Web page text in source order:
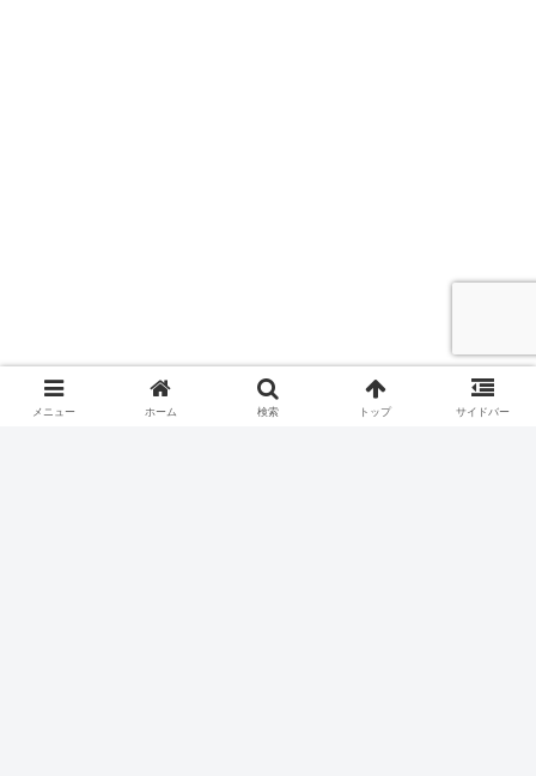
メニュー ホーム 検索 トップ サイドバー